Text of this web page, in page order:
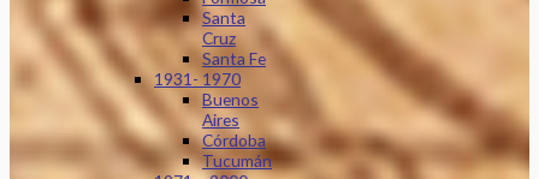
Santa
Cruz
Santa Fe
1931- 1970
Buenos
Aires
Córdoba
Tucumán